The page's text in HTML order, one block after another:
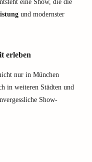
eine Show, die die
und modernster
erleben
nur in München
in weiteren Städten und
Show-